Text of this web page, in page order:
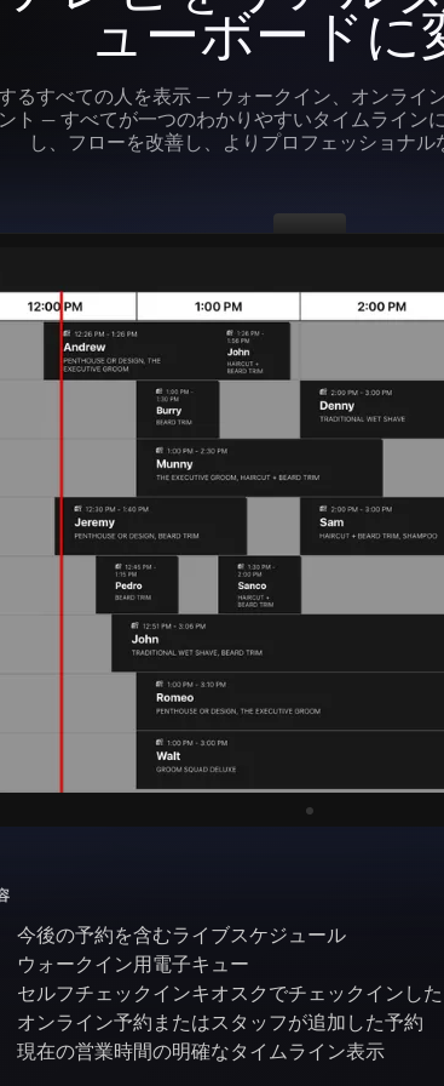
ューボードに
るすべての人を表示 — ウォークイン、オンライ
ト — すべてが一つのわかりやすいタイムライン
し、フローを改善し、よりプロフェッショナ
今後の予約を含むライブスケジュール
ウォークイン用電子キュー
セルフチェックインキオスクでチェックインし
オンライン予約またはスタッフが追加した予約
現在の営業時間の明確なタイムライン表示